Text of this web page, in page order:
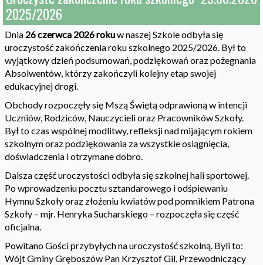
2025/2026
Dnia 26 czerwca 2026 rokuw naszej Szkole odbyła się
uroczystość zakończenia roku szkolnego 2025/2026. Był to
wyjątkowy dzień podsumowań, podziękowań oraz pożegnania
Absolwentów, którzy zakończyli kolejny etap swojej
edukacyjnej drogi.
Obchody rozpoczęły się Mszą Świętą odprawioną w intencji
Uczniów, Rodziców, Nauczycieli oraz Pracowników Szkoły.
Był to czas wspólnej modlitwy, refleksji nad mijającym rokiem
szkolnym oraz podziękowania za wszystkie osiągnięcia,
doświadczenia i otrzymane dobro.
Dalsza część uroczystości odbyła się szkolnej hali sportowej.
Po wprowadzeniu pocztu sztandarowego i odśpiewaniu
Hymnu Szkoły oraz złożeniu kwiatów pod pomnikiem Patrona
Szkoły – mjr. Henryka Sucharskiego – rozpoczęła się część
oficjalna.
Powitano Gości przybyłych na uroczystość szkolną. Byli to:
Wójt Gminy Gręboszów Pan Krzysztof Gil, Przewodniczący